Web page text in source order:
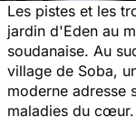
Les pistes et les
jardin d'Eden au
soudanaise. Au
village de Soba,
moderne adresse
maladies du cœur.